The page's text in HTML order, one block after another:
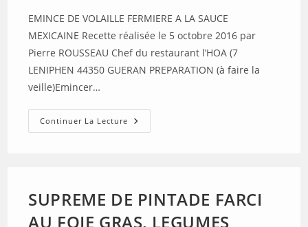
EMINCE DE VOLAILLE FERMIERE A LA SAUCE
MEXICAINE Recette réalisée le 5 octobre 2016 par
Pierre ROUSSEAU Chef du restaurant l’HOA (7
LENIPHEN 44350 GUERAN PREPARATION (à faire la
veille)Emincer…
Continuer La Lecture EMINCE
DE
SUPREME DE PINTADE FARCI
AU FOIE GRAS, LEGUMES